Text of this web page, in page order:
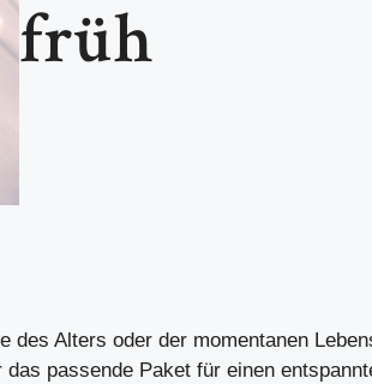
früh
des Alters oder der momentanen
passende Paket für einen